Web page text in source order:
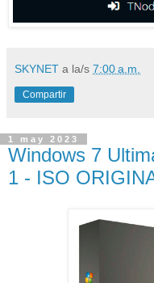
SKYNET a la/s 7:00 a.m.
Compartir
1 may 2023
Windows 7
1 - ISO